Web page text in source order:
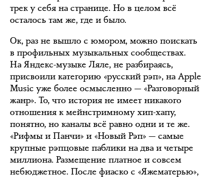
трек у себя на странице. Но в целом всё
осталось там же, где и было.
Ок, раз не вышло с юмором, можно поискать
в профильных музыкальных сообществах.
На Яндекс-музыке Ляле, не разбираясь,
присвоили категорию «русский рэп», на Apple
Music уже более осмысленно — «Разговорный
жанр». То, что история не имеет никакого
отношения к мейнстримному хип-хапу,
понятно, но каналы всё равно одни и те же.
«Рифмы и Панчи» и «Новый Рэп» — самые
крупные рэпцовые паблики на два и четыре
миллиона. Размещение платное и совсем
небюджетное. После фиаско с «Яжематерью»,